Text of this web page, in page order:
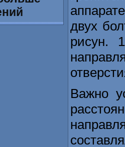
двух
рисун.
Важно